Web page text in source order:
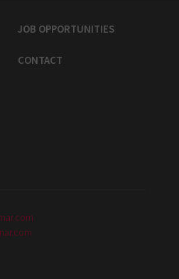
JOB OPPORTUNITIES
CONTACT